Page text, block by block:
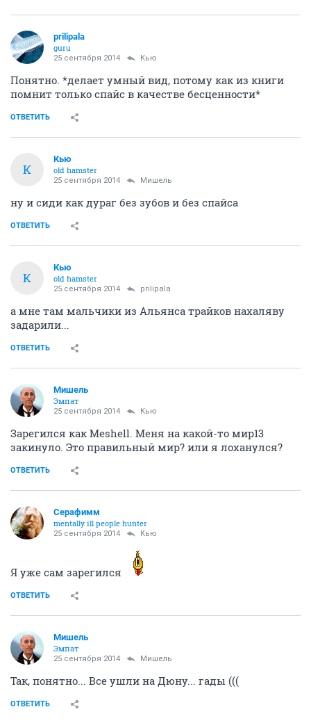
prilipala
guru
25 сентября 2014 Кью
Понятно. *делает умный вид, потому как из книги
помнит только спайс в качестве бесценности*
ОТВЕТИТЬ
К
Кью
old hamster
25 сентября 2014 Мишель
ну и сиди как дураг без зубов и без спайса
ОТВЕТИТЬ
К
Кью
old hamster
25 сентября 2014 prilipala
а мне там мальчики из Альянса трайков нахаляву
задарили...
ОТВЕТИТЬ
Мишель
Эмпат
25 сентября 2014 Кью
Зарегился как Meshell. Меня на какой-то мир13
закинуло. Это правильный мир? или я лоханулся?
ОТВЕТИТЬ
Серафимм
mentally ill people hunter
25 сентября 2014 Кью
Я уже сам зарегился
ОТВЕТИТЬ
Мишель
Эмпат
25 сентября 2014 Мишель
Так, понятно... Все ушли на Дюну... гады (((
ОТВЕТИТЬ